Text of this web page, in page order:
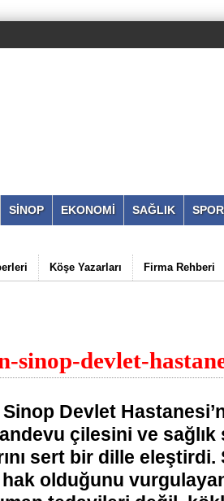
SİNOP EKONOMİ SAĞLIK SPOR
Köşe Yazarları Firma Rehberi
sinop-devlet-
Devlet
çilesini ve
sert bir dille eleştirdi.
olduğunu